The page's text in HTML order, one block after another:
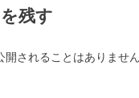
残す
されることはありません